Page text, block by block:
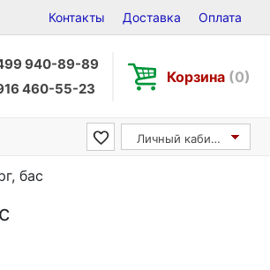
Контакты Доставка Оплата
940-89-89
460-55-23
Корзина (0)
Личный кабинет
бас